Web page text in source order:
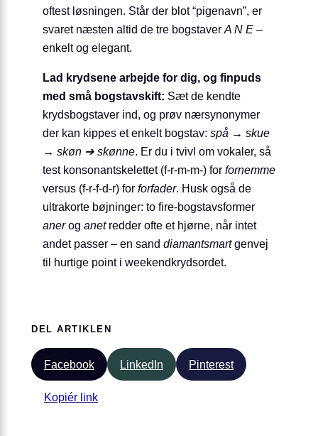
oftest løsningen. Står der blot “pigenavn”, er
svaret næsten altid de tre bogstaver A N E –
enkelt og elegant.
Lad krydsene arbejde for dig, og finpuds
med små bogstavskift: Sæt de kendte
krydsbogstaver ind, og prøv nærsynonymer
der kan kippes et enkelt bogstav: spå → skue
→ skøn ➔ skønne. Er du i tvivl om vokaler, så
test konsonantskelettet (f-r-m-m-) for fornemme
versus (f-r-f-d-r) for forfader. Husk også de
ultrakorte bøjninger: to fire-bogstavsformer
anerog anetredder ofte et hjørne, når intet
andet passer – en sand diamantsmartgenvej
til hurtige point i weekendkrydsordet.
DEL ARTIKLEN
Facebook LinkedIn Pinterest
Kopiér link